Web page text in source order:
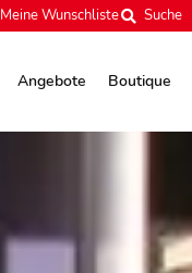
Meine Wunschliste Suche
Angebote Boutique